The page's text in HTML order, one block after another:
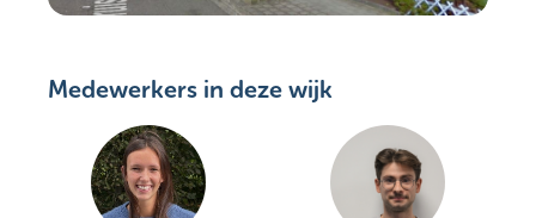
Medewerkers in deze wijk